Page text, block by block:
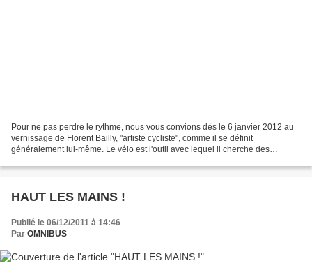
Pour ne pas perdre le rythme, nous vous convions dès le 6 janvier 2012 au
vernissage de Florent Bailly, "artiste cycliste", comme il se définit
généralement lui-même. Le vélo est l'outil avec lequel il cherche des
HAUT LES MAINS !
Publié le 06/12/2011 à 14:46
Par OMNIBUS